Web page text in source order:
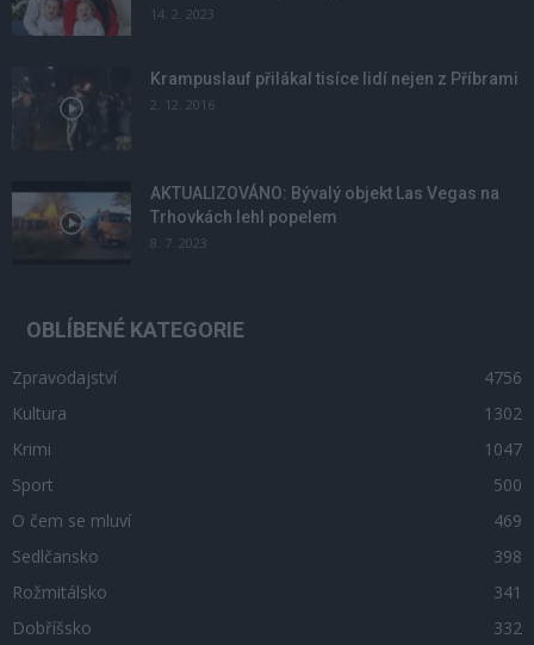
14. 2. 2023
Krampuslauf přilákal tisíce lidí nejen z Příbrami
2. 12. 2016
AKTUALIZOVÁNO: Bývalý objekt Las Vegas na
Trhovkách lehl popelem
8. 7. 2023
OBLÍBENÉ KATEGORIE
Zpravodajství
4756
Kultura
1302
Krimi
1047
Sport
500
O čem se mluví
469
Sedlčansko
398
Rožmitálsko
341
Dobříšsko
332